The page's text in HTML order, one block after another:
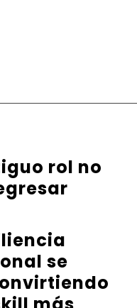
rol no
se